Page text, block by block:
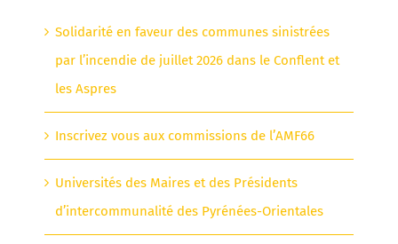
Solidarité en faveur des communes sinistrées
par l’incendie de juillet 2026 dans le Conflent et
les Aspres
Inscrivez vous aux commissions de l’AMF66
Universités des Maires et des Présidents
d’intercommunalité des Pyrénées-Orientales